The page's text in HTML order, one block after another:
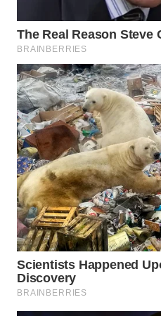
SPORT
WAHANA
UMKM
WAHANA
SELEB
WAHANA
PERSONA
WAHANA
OTOMOTIF
WAHANA
HEALTH